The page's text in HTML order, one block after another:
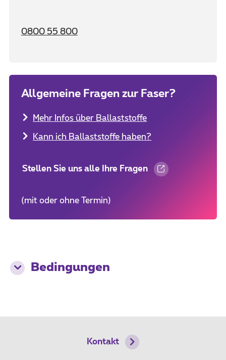
0800 55 800
Allgemeine Fragen zur Faser?
Mehr Infos über Ballaststoffe
Kann ich Ballaststoffe haben?
Stellen Sie uns alle Ihre Fragen
(mit oder ohne Termin)
Bedingungen
Kontakt